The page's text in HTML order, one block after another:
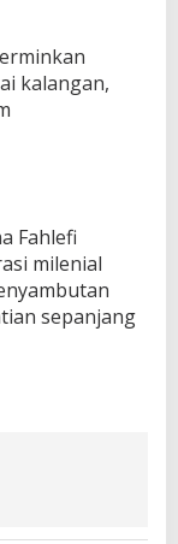
kalangan,
Fahlefi
milenial
sepanjang